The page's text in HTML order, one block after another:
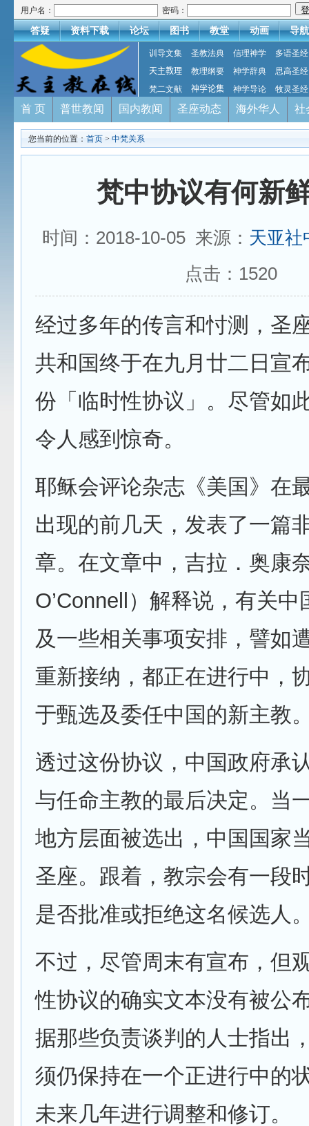
用户名： 密码：
答疑 资料下载 论坛 图书 教堂 动画 导航
训导文集 圣教法典 信理神学
多语圣经
天主教理
教理纲要 神学辞典
思高圣经
梵二文献
神学论集 神学导论 牧灵圣经
首 页 普世教闻 国内教闻 圣座动态 海外华人 社
您当前的位置： 首页 > 中梵关系
梵中协议有何新
时间：2018-10-05 来源： 天亚社
点击： 1520
经过多年的传言和忖测，圣
共和国终于在九月廿二日宣
份「临时性协议」。尽管如
令人感到惊奇。
耶稣会评论杂志《美国》在
出现的前几天，发表了一篇
章。在文章中，吉拉．奥康
O’Connell）解释说，有关中
及一些相关事项安排，譬如
重新接纳，都正在进行中，
于甄选及委任中国的新主教
透过这份协议，中国政府承
与任命主教的最后决定。当
地方层面被选出，中国国家
圣座。跟着，教宗会有一段
是否批准或拒绝这名候选人
不过，尽管周末有宣布，但
性协议的确实文本没有被公
据那些负责谈判的人士指出
须仍保持在一个正进行中的
未来几年进行调整和修订。